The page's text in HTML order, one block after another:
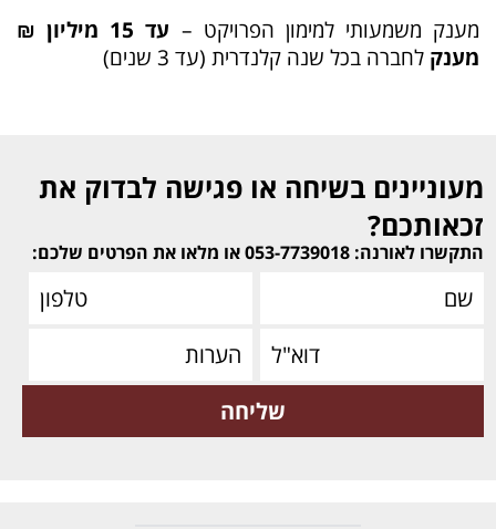
מענק משמעותי למימון הפרויקט –
עד 15 מיליון ₪
מענק לחברה בכל שנה קלנדרית (עד 3 שנים)
מעוניינים בשיחה או פגישה לבדוק את
זכאותכם?
התקשרו לאורנה: 053-7739018 או מלאו את הפרטים שלכם: